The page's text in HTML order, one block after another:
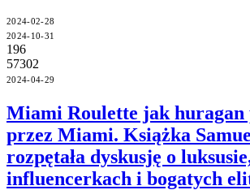
2024-02-28
2024-10-31
196
57302
2024-04-29
Miami Roulette jak huragan
przez Miami. Książka
rozpętała dyskusję o
influencerkach i bogatych